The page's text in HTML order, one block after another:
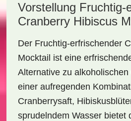
Vorstellung Fruchtig-
Cranberry Hibiscus
Der Fruchtig-erfrischender
Mocktail ist eine
Alternative zu
einer aufregenden
Cranberrysaft,
sprudelndem Wasser bietet